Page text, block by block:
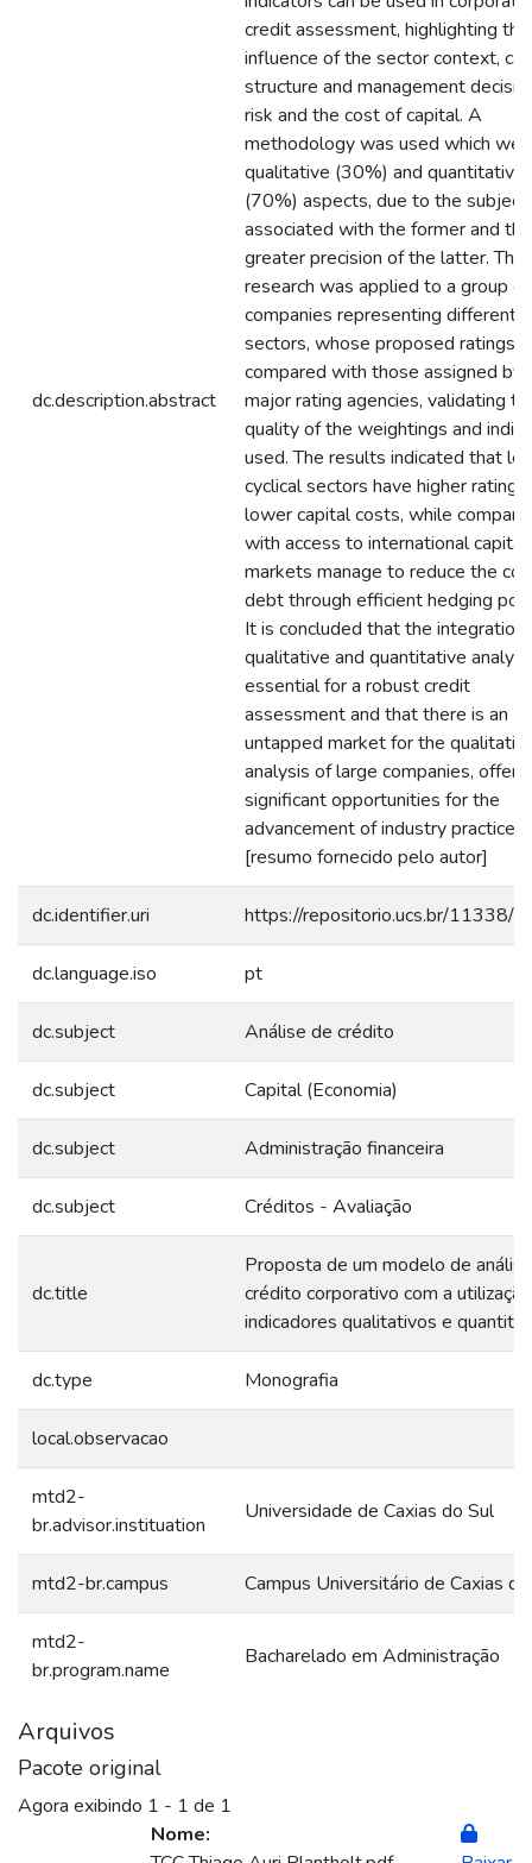
dc.description.abstract
credit assessment, highlighting the
influence of the sector context,
structure and management
risk and the cost of capital. A
methodology was used which
qualitative (30%) and quantitative
(70%) aspects, due to the
associated with the former and the
greater precision of the latter. The
research was applied to a group of
companies representing different
sectors, whose proposed ratings
compared with those assigned by
major rating agencies, validating
quality of the weightings and
used. The results indicated that
cyclical sectors have higher ratings
lower capital costs, while
with access to international capital
markets manage to reduce the
debt through efficient hedging
It is concluded that the integration
qualitative and quantitative
essential for a robust credit
assessment and that there is an
untapped market for the
analysis of large companies,
significant opportunities for the
advancement of industry practices.
[resumo fornecido pelo autor]
dc.identifier.uri https://repositorio.ucs.br/11338/
dc.language.iso pt
dc.subject Análise de crédito
dc.subject Capital (Economia)
dc.subject Administração financeira
dc.subject Créditos - Avaliação
dc.title
Proposta de um modelo de
crédito corporativo com a
indicadores qualitativos e
dc.type Monografia
local.observacao
mtd2-
br.advisor.instituation
Universidade de Caxias do Sul
mtd2-br.campus Campus Universitário de Caxias
mtd2-
br.program.name
Bacharelado em Administração
Arquivos
Pacote original
Agora exibindo 1 - 1 de 1
Nome: